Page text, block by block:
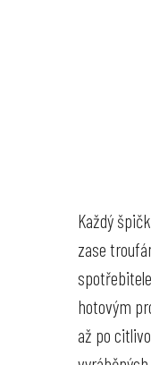
Každý
zase
hotovým
až po